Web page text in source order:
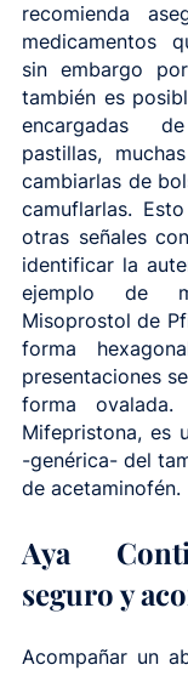
recomienda
medicamentos
sin embargo
también es
encargadas
pastillas,
cambiarlas de
camuflarlas.
otras señales
identificar la
ejemplo de
Misoprostol de
forma
presentaciones
forma
Mifepristona, es
-genérica- del
de acetaminofén.
Aya
seguro y
Acompañar un